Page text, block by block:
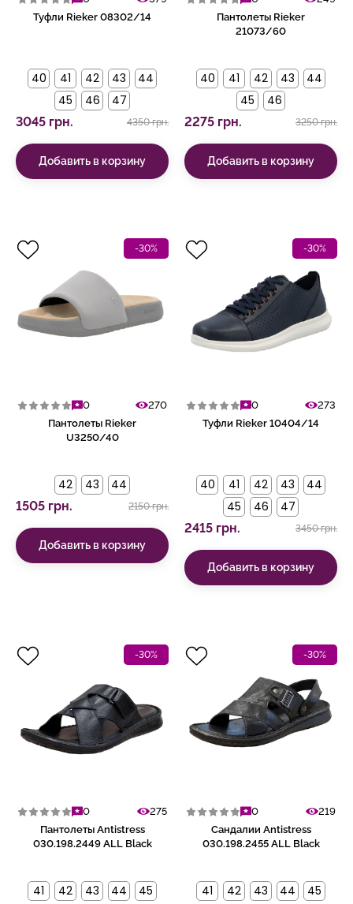
Туфли Rieker 08302/14
40 41 42 43
44
45
46 47
3045 грн. 4350 грн.
Добавить в корзину
Пантолеты Rieker
21073/60
40 41 42 43
44
45
46
2275 грн. 3250 грн.
Добавить в корзину
-30%
0
270
Пантолеты Rieker
U3250/40
42 43 44
1505 грн. 2150 грн.
Добавить в корзину
-30%
0
273
Туфли Rieker 10404/14
40 41 42 43
44
45
46 47
2415 грн. 3450 грн.
Добавить в корзину
-30%
0
275
Пантолеты Antistress
030.198.2449 ALL Black
41 42 43 44 45
-30%
0
219
Сандалии Antistress
030.198.2455 ALL Black
41 42 43 44 45